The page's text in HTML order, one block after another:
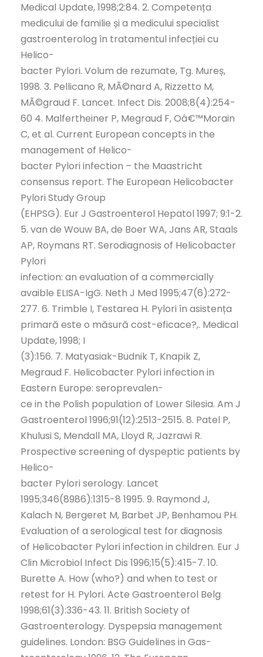
Medical Update, 1998;2:84. 2. Competența
medicului de familie și a medicului specialist
gastroenterolog în tratamentul infecției cu
Helico-
bacter Pylori. Volum de rezumate, Tg. Mureș,
1998. 3. Pellicano R, MÃ©nard A, Rizzetto M,
MÃ©graud F. Lancet. Infect Dis. 2008;8(4):254-
60 4. Malfertheiner P, Megraud F, Oâ€™Morain
C, et al. Current European concepts in the
management of Helico-
bacter Pylori infection – the Maastricht
consensus report. The European Helicobacter
Pylori Study Group
(EHPSG). Eur J Gastroenterol Hepatol 1997; 9:1-2.
5. van de Wouw BA, de Boer WA, Jans AR, Staals
AP, Roymans RT. Serodiagnosis of Helicobacter
Pylori
infection: an evaluation of a commercially
avaible ELISA-IgG. Neth J Med 1995;47(6):272-
277. 6. Trimble I, Testarea H. Pylori în asistența
primară este o măsură cost-eficace?,. Medical
Update, 1998; I
(3):156. 7. Matyasiak-Budnik T, Knapik Z,
Megraud F. Helicobacter Pylori infection in
Eastern Europe: seroprevalen-
ce in the Polish population of Lower Silesia. Am J
Gastroenterol 1996;91(12):2513-2515. 8. Patel P,
Khulusi S, Mendall MA, Lloyd R, Jazrawi R.
Prospective screening of dyspeptic patients by
Helico-
bacter Pylori serology. Lancet
1995;346(8986):1315-8 1995. 9. Raymond J,
Kalach N, Bergeret M, Barbet JP, Benhamou PH.
Evaluation of a serological test for diagnosis
of Helicobacter Pylori infection in children. Eur J
Clin Microbiol Infect Dis 1996;15(5):415-7. 10.
Burette A. How (who?) and when to test or
retest for H. Pylori. Acte Gastroenterol Belg
1998;61(3):336-43. 11. British Society of
Gastroenterology. Dyspepsia management
guidelines. London: BSG Guidelines in Gas-